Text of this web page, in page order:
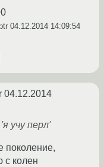
04.12.2014 14:09:54
04.12.2014
учу перл'
поколение,
с колен